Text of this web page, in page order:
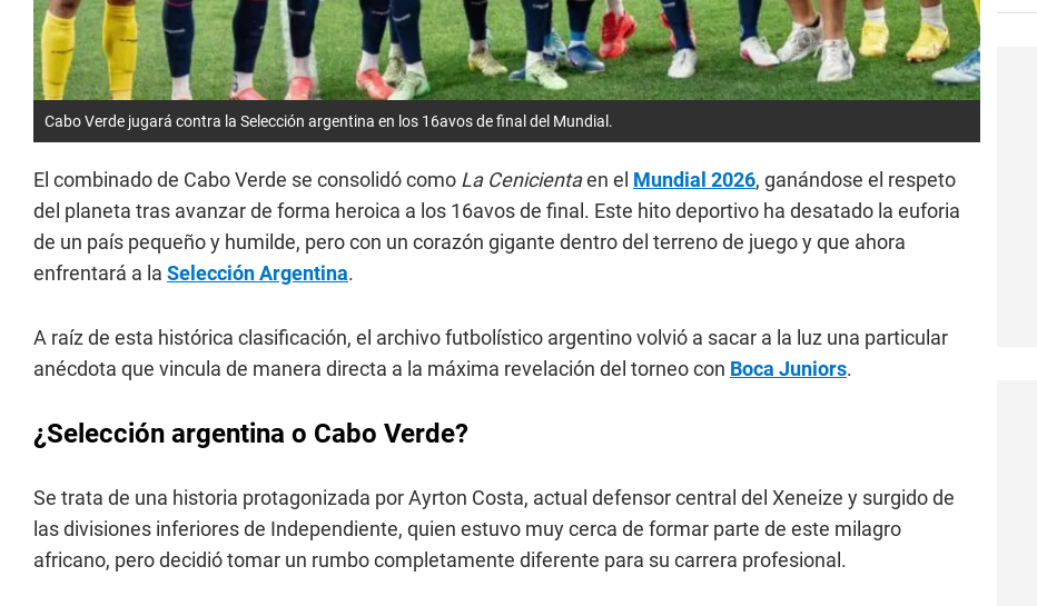
Cabo Verde jugará contra la Selección argentina en los 16avos de final del Mundial.
El combinado de Cabo Verde se consolidó como La Cenicientaen el Mundial 2026, ganándose el respeto
del planeta tras avanzar de forma heroica a los 16avos de final. Este hito deportivo ha desatado la euforia
de un país pequeño y humilde, pero con un corazón gigante dentro del terreno de juego y que ahora
enfrentará a la Selección Argentina.
A raíz de esta histórica clasificación, el archivo futbolístico argentino volvió a sacar a la luz una particular
anécdota que vincula de manera directa a la máxima revelación del torneo con Boca Juniors.
¿Selección argentina o Cabo Verde?
Se trata de una historia protagonizada por Ayrton Costa, actual defensor central del Xeneize y surgido de
las divisiones inferiores de Independiente, quien estuvo muy cerca de formar parte de este milagro
africano, pero decidió tomar un rumbo completamente diferente para su carrera profesional.